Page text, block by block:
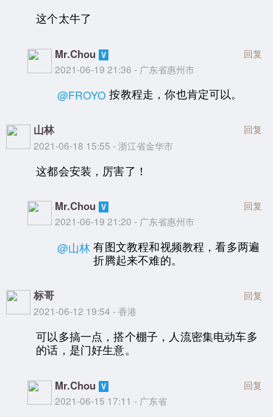
这个太牛了
Mr.Chou
2021-06-19 21:36 - 广东省惠州市
回复
@FROYO 按教程走，你也肯定可以。
山林
2021-06-18 15:55 - 浙江省金华市
回复
这都会安装，厉害了！
Mr.Chou
2021-06-19 21:20 - 广东省惠州市
回复
@山林 有图文教程和视频教程，看多两遍
折腾起来不难的。
标哥
2021-06-12 19:54 - 香港
回复
可以多搞一点，搭个棚子，人流密集电动车多
的话，是门好生意。
Mr.Chou
2021-06-15 17:11 - 广东省
回复